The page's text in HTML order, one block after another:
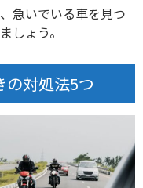
急いでいる車を見つ
しょう。
の対処法5つ